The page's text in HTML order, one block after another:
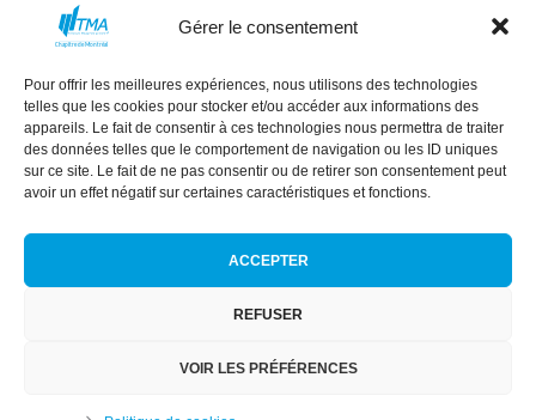
Gérer le consentement
Pour offrir les meilleures expériences, nous utilisons des technologies
telles que les cookies pour stocker et/ou accéder aux informations des
appareils. Le fait de consentir à ces technologies nous permettra de traiter
des données telles que le comportement de navigation ou les ID uniques
sur ce site. Le fait de ne pas consentir ou de retirer son consentement peut
avoir un effet négatif sur certaines caractéristiques et fonctions.
ACCEPTER
REFUSER
VOIR LES PRÉFÉRENCES
MISSION CONSEIL D’ADMINISTRATION
COMMANDITAIRES ÉVÈNEMENTS
NEXT GEN RÉSEAU DES FEMMES
Politique de confidentialité